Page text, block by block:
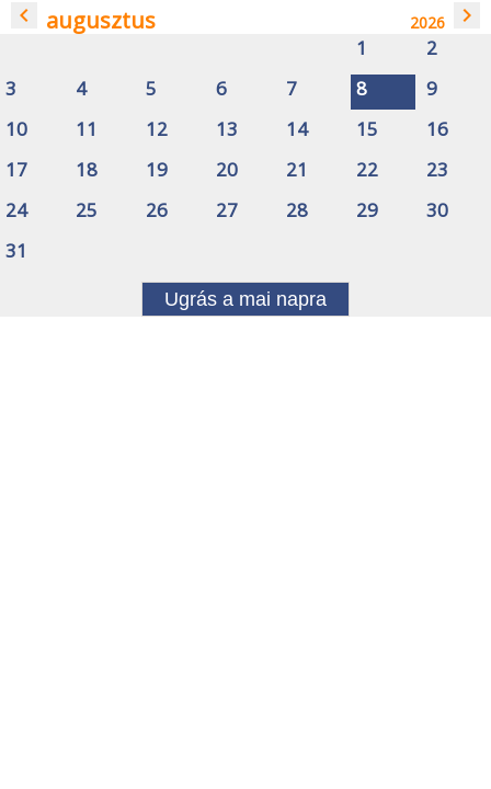
navigate_before augusztus 2026 navigate_next
1
2
3
4 5 6 7 8
9
10
11 12 13 14 15
16
17
18 19 20 21 22
23
24
25 26 27 28 29
30
31
Ugrás a mai napra